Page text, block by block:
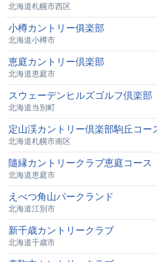
北海道札幌市西区
小樽カントリー俱楽部
北海道小樽市
恵庭カントリー倶楽部
北海道恵庭市
スウェーデンヒルズゴルフ倶楽部
北海道当別町
定山渓カントリー倶楽部駒丘コー
北海道札幌市南区
隨縁カントリークラブ恵庭コース
北海道恵庭市
えべつ角山パークランド
北海道江別市
新千歳カントリークラブ
北海道千歳市